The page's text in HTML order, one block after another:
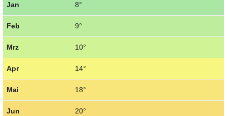
Jan 8°
Feb 9°
Mrz 10°
Apr 14°
Mai 18°
Jun 20°